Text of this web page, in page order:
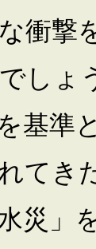
衝撃
しょ
基準
てき
災」